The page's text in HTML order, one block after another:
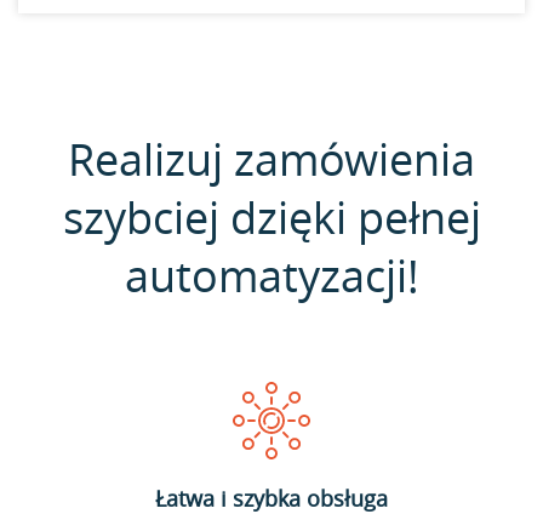
Realizuj zamówienia
szybciej dzięki pełnej
automatyzacji!
Łatwa i szybka obsługa